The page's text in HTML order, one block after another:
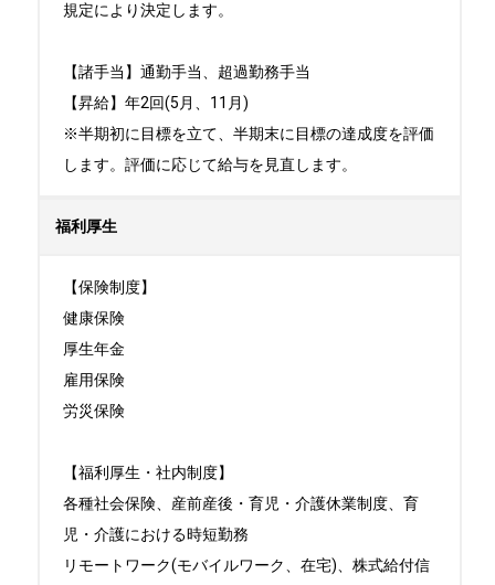
規定により決定します。
【諸手当】通勤手当、超過勤務手当
【昇給】年2回(5月、11月)
※半期初に目標を立て、半期末に目標の達成度を評価
します。評価に応じて給与を見直します。
福利厚生
【保険制度】
健康保険
厚生年金
雇用保険
労災保険
【福利厚生・社内制度】
各種社会保険、産前産後・育児・介護休業制度、育
児・介護における時短勤務
リモートワーク(モバイルワーク、在宅)、株式給付信